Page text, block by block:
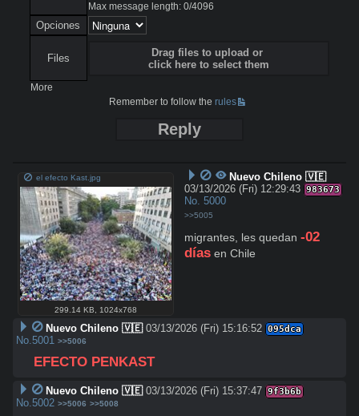
Max message length: 0/4096
Opciones
Files
Drag files to upload or
click here to select them
More
Remember to follow therules
Reply
el efecto Kast.jpg
299.14 KB 1024x768
Nuevo Chileno 🇻🇪
03/13/2026 (Fri) 12:29:43 983673
No. 5000
>>5005
migrantes, les quedan -02
días en Chile
Nuevo Chileno 🇻🇪 03/13/2026 (Fri) 15:16:52 095dca
No.5001 >>5006
EFECTO PENKAST
Nuevo Chileno 🇻🇪 03/13/2026 (Fri) 15:37:47 9f3b6b
No.5002 >>5006 >>5008